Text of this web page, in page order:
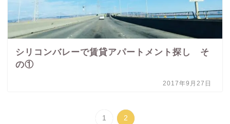
シリコンバレーで賃貸アパートメント探し そ
の①
2017年9月27日
1 2